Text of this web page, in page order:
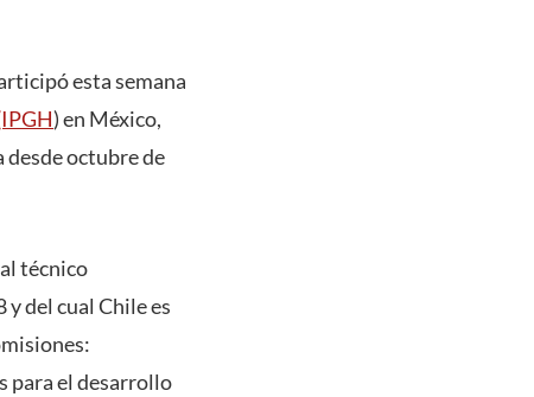
esta semana
) en México,
desde octubre de
técnico
y del cual Chile es
para el desarrollo